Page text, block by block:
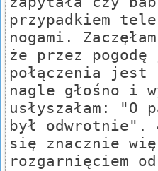
przypadkiem
nogami.
że przez pogodę
połączenia
nagle głośno i
usłyszałam: "O
był odwrotnie".
się znacznie
rozgarnięciem od